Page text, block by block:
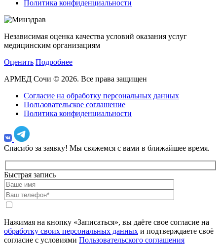
Политика конфиденциальности
Независимая оценка качества условий оказания услуг
медицинским организациям
Оценить Подробнее
АРМЕД Сочи © 2026. Все права защищен
Согласие на обработку персональных данных
Пользовательское соглашение
Политика конфиденциальности
Спасибо за заявку! Мы свяжемся с вами в ближайшее время.
Быстрая запись
Нажимая на кнопку «Записаться», вы даёте свое согласие на
обработку своих персональных данных и подтверждаете своё
согласие с условиями Пользовательского соглашения